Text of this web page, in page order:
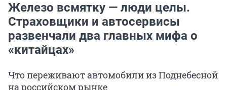
Железо всмятку — люди целы.
Страховщики и автосервисы
развенчали два главных мифа о
«китайцах»
Что переживают автомобили из Поднебесной
на российском рынке